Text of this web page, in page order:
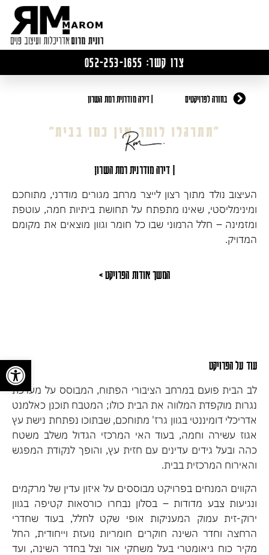
צרו קשר: 052-253-1655
בחזרה לפרויקטים | דירה מודרנית רמת השרון
״תתרגלו לומר אין כמו בבית״
| דירה מודרנית רמת השרון
העיצוב נולד מתוך רצון לייצר מרחב מגורים מודרני, מתוחכם
ומינימליסטי, שאינו מתפתח על תחושת ביתיות חמה, עוטפת
ומזמינה – חלל הרמוני שבו כל חומר וגוון מוצאים את מקומם
המדויק.
המשך אודות הפרויקט >
עוד על הפרויקט
לב הבית פועם במרחב הציבורי הפתוח, המבוסס על מערכת
נגרות מוקפדת המלווה את הבית כולו; המטבח תוכנן כאלמנט
אדריכלי דומיננטי בגוון גרז' מתוחכם, שבתוכו נפתחת נישת עץ
אגוז עשירה וחמה, בעוד האי המרכזי הגדול משלב משטח
כהה ובעל גידים עדינים עם חזית עץ, והופך לנקודת המפגש
והאירוח המרכזית בבית.
הקווים המנחים בפרויקט מבוססים על איזון עדין של מרקמים
ונגיעות צבע מדודות – בסלון נבחרו כורסאות קטיפה בגוון
ירוק-זית עמוק המעניקות אופי שקט לחלל, בעוד שחדרי
הרחצה וחדר השינה חוקרים חומריות נועזת וייחודית, החל
מקיר כוח גיאומטרי בעל משחקי אור וצל בחדר השינה, ועד